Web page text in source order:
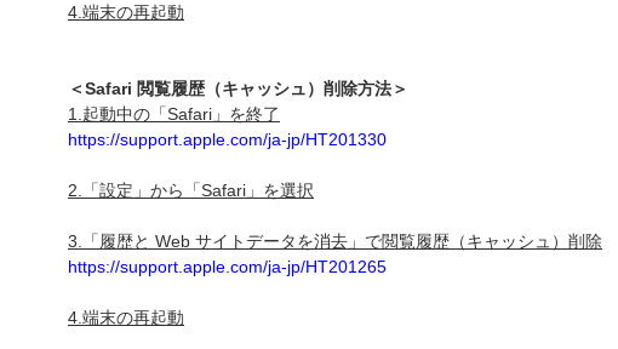
4.端末の再起動
＜Safari 閲覧履歴（キャッシュ）削除方法＞
1.起動中の「Safari」を終了
https://support.apple.com/ja-jp/HT201330
2.「設定」から「Safari」を選択
3.「履歴と Web サイトデータを消去」で閲覧履歴（キャッシュ）削除
https://support.apple.com/ja-jp/HT201265
4.端末の再起動